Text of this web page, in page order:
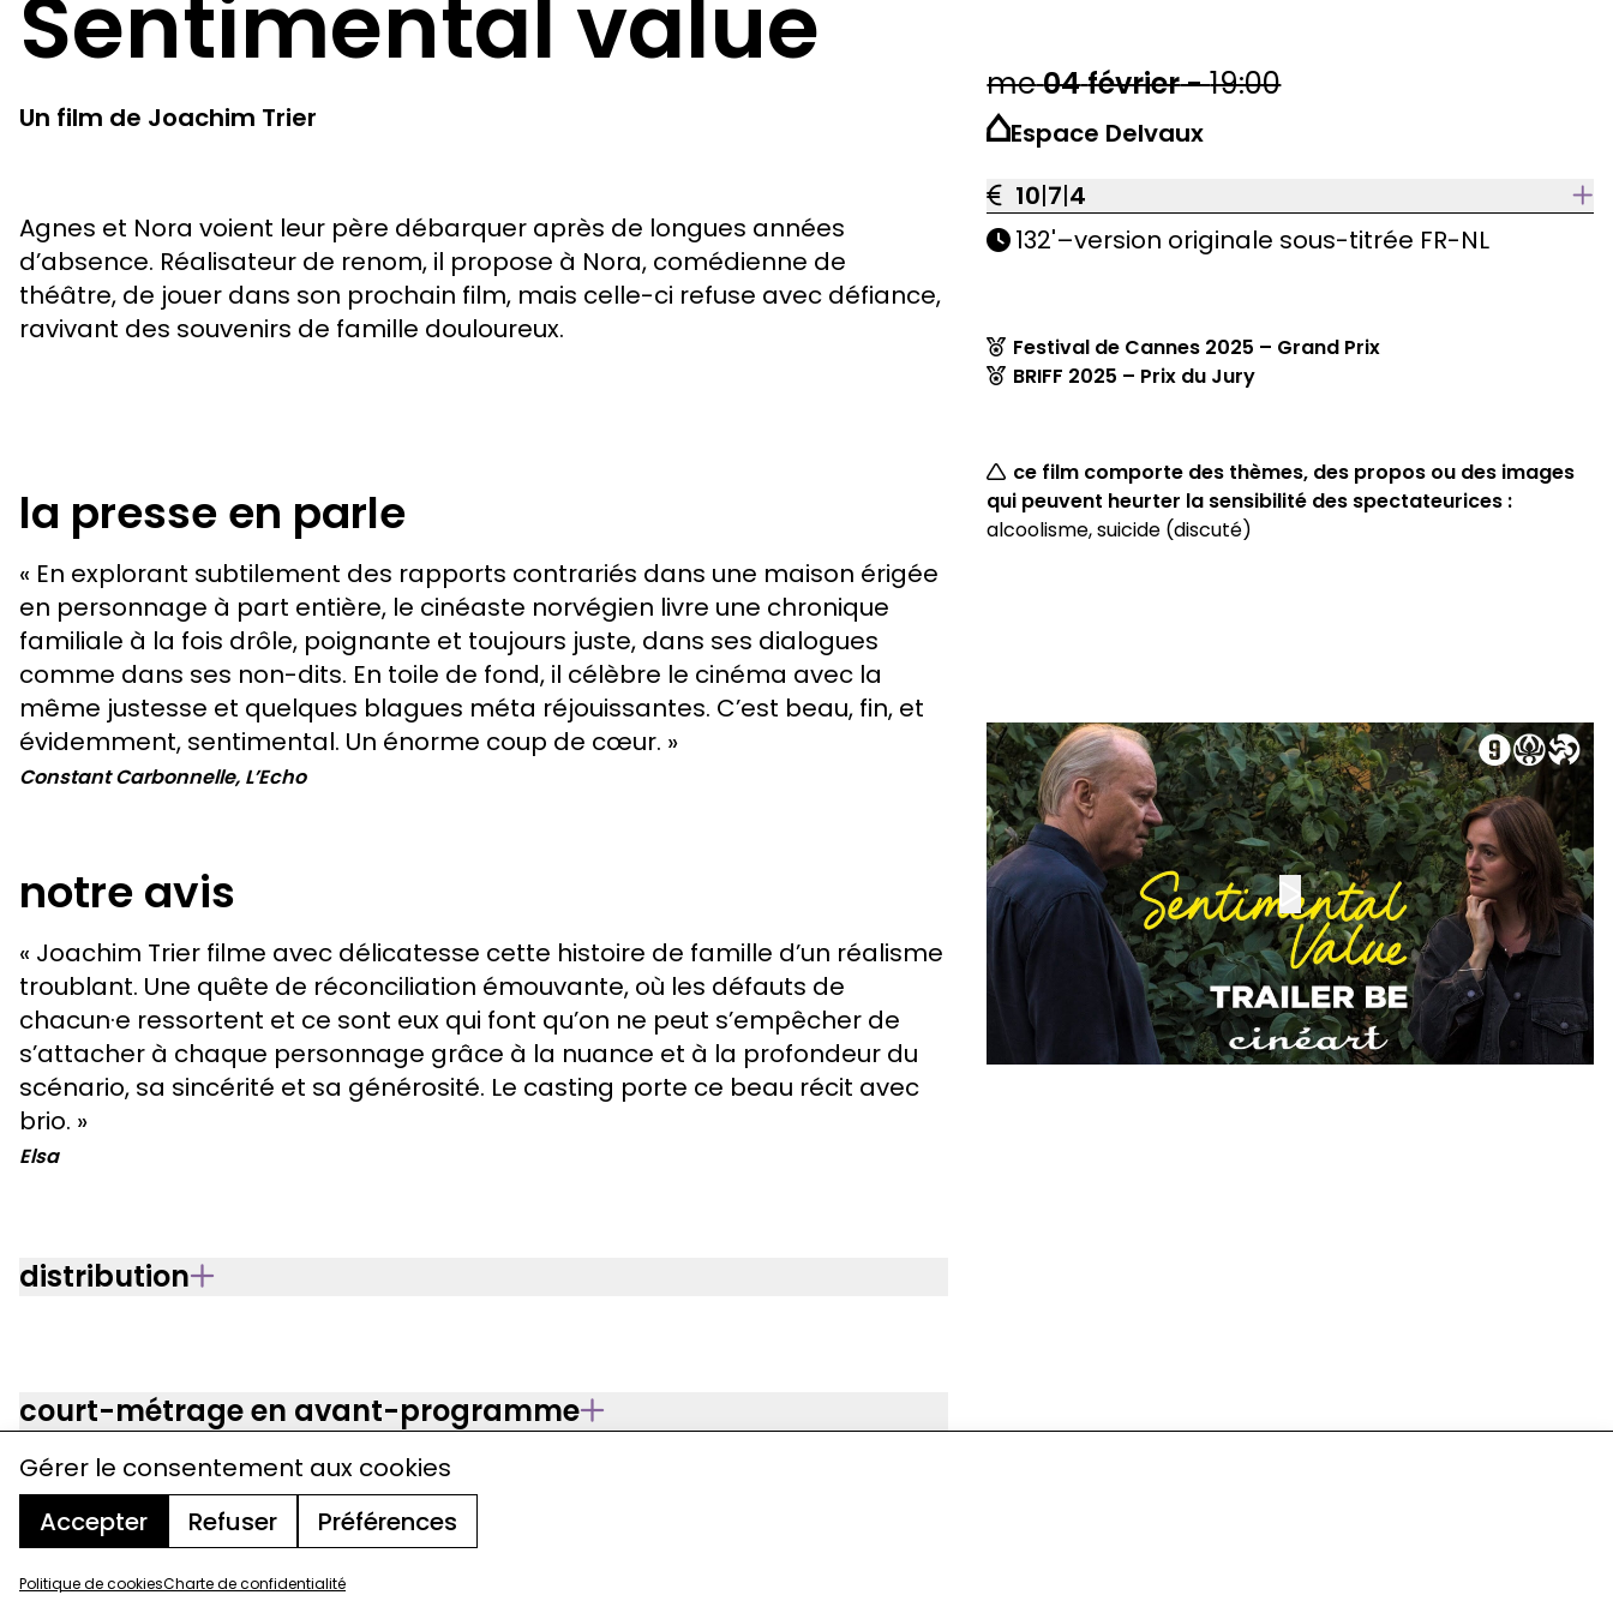
Gérer le consentement aux cookies
Accepter
Refuser Préférences
Politique de cookiesCharte de confidentialité
Sentimental value
Un film de Joachim Trier
Agnes et Nora voient leur père débarquer après de longues années
d’absence. Réalisateur de renom, il propose à Nora, comédienne de
théâtre, de jouer dans son prochain film, mais celle-ci refuse avec défiance,
ravivant des souvenirs de famille douloureux.
la presse en parle
« En explorant subtilement des rapports contrariés dans une maison érigée
en personnage à part entière, le cinéaste norvégien livre une chronique
familiale à la fois drôle, poignante et toujours juste, dans ses dialogues
comme dans ses non-dits. En toile de fond, il célèbre le cinéma avec la
même justesse et quelques blagues méta réjouissantes. C’est beau, fin, et
évidemment, sentimental. Un énorme coup de cœur. »
Constant Carbonnelle, L’Echo
notre avis
« Joachim Trier filme avec délicatesse cette histoire de famille d’un réalisme
troublant. Une quête de réconciliation émouvante, où les défauts de
chacun·e ressortent et ce sont eux qui font qu’on ne peut s’empêcher de
s’attacher à chaque personnage grâce à la nuance et à la profondeur du
scénario, sa sincérité et sa générosité. Le casting porte ce beau récit avec
brio. »
Elsa
distribution
court-métrage en avant-programme
me04février-19:00
Espace Delvaux
10|7|4
132'–version originale sous-titrée FR-NL
Festival de Cannes 2025 – Grand Prix
BRIFF 2025 – Prix du Jury
ce film comporte des thèmes, des propos ou des images
qui peuvent heurter la sensibilité des spectateurices :
alcoolisme, suicide (discuté)
programmetarifs / billetterieaccès / contact
charte de confidentialitémentions légales